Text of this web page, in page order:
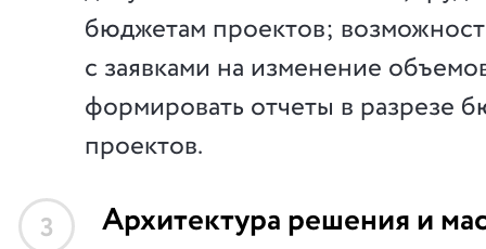
бюджетам проектов;
с заявками на изменение
формировать отчеты в разрезе
проектов.
3 Архитектура решения и